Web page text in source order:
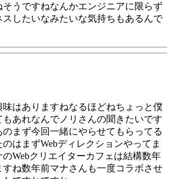
そうですねなんかエンジニアに限らず
スしたいなみたいな気持ちもあるんで
味はありますねなるほどねちょっと僕
もあれなんでノリさんの聞きたいです
まず今回一緒にやらせてもらってる
はまずWebディレクションやってま
Webクリエイターカフェは結構数年
ね数年前マナさんも一度コラボさせ